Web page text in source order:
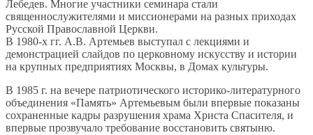
Лебедев. Многие участники семинара стали
священнослужителями и миссионерами на разных приходах
Русской Православной Церкви.
В 1980-х гг. А.В. Артемьев выступал с лекциями и
демонстрацией слайдов по церковному искусству и истории
на крупных предприятиях Москвы, в Домах культуры.
В 1985 г. на вечере патриотического историко-литературного
объединения «Память» Артемьевым были впервые показаны
сохраненные кадры разрушения храма Христа Спасителя, и
впервые прозвучало требование восстановить святыню.